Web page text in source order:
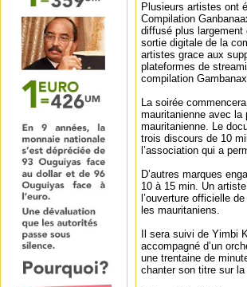
Plusieurs artistes ont
Compilation
diffusé plus largement
sortie digitale de la
artistes grace aux
plateformes de
compilation
La soirée
mauritanienne avec la
mauritanienne. Le
trois discours de 10
l’association qui a
D’autres marques
10 à 15 min. Un
l’ouverture officielle
les mauritaniens.
Il sera suivi de Yimbi
accompagné d’un
une trentaine de
chanter son titre sur